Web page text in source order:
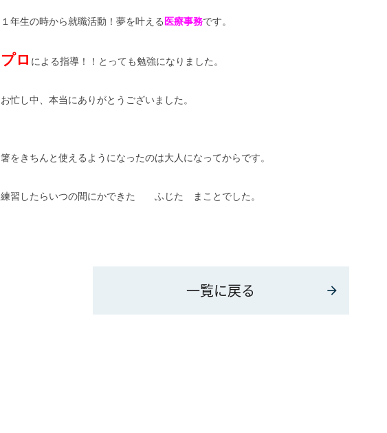
１年生の時から就職活動！夢を叶える 医療事務です。
プロ による指導！！とっても勉強になりました。
お忙し中、本当にありがとうございました。
箸をきちんと使えるようになったのは大人になってからです。
練習したらいつの間にかできた ふじた まことでした。
一覧に戻る